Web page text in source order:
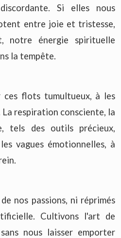
Si elles nous
entre joie et tristesse,
notre énergie spirituelle
la tempête.
ces flots tumultueux, à les
La respiration consciente, la
tels des outils précieux,
vagues émotionnelles, à
nos passions, ni réprimés
Cultivons l'art de
nous laisser emporter